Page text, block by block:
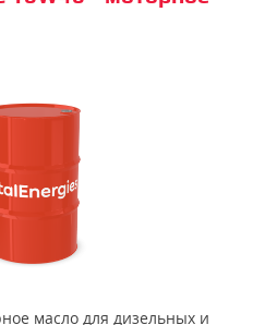
масло для дизельных и